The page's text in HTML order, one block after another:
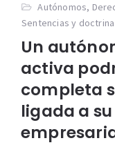
Autónomos,
Sentencias y doctrina
Un
activa
completa
ligada a